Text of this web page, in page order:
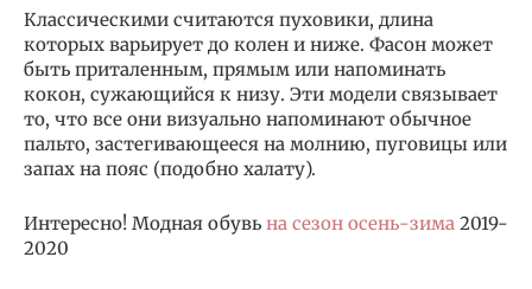
Классическими считаются пуховики, длина
которых варьирует до колен и ниже. Фасон может
быть приталенным, прямым или напоминать
кокон, сужающийся к низу. Эти модели связывает
то, что все они визуально напоминают обычное
пальто, застегивающееся на молнию, пуговицы или
запах на пояс (подобно халату).
Интересно! Модная обувь на сезон осень-зима 2019-
2020